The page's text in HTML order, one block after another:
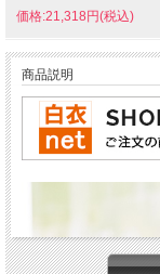
価格:21,318円(税込)
商品説明